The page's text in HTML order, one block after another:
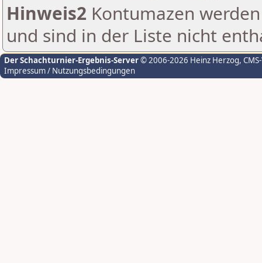
Hinweis2 Kontumazen
und sind in der Liste nicht
Der Schachturnier-Ergebnis-Server© 2006-2026 Heinz Herzog,
Impressum / Nutzungsbedingungen